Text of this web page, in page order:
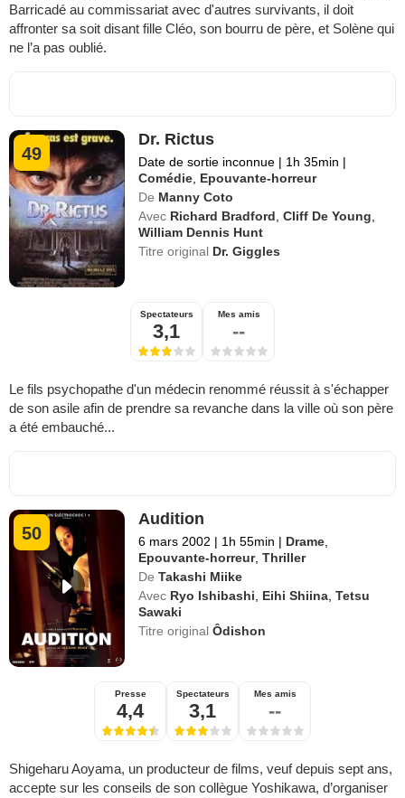
Barricadé au commissariat avec d'autres survivants, il doit
affronter sa soit disant fille Cléo, son bourru de père, et Solène qui
ne l’a pas oublié.
49
Dr. Rictus
Date de sortie inconnue | 1h 35min |
Comédie, Epouvante-horreur
De Manny Coto
Avec Richard Bradford,Cliff De Young,
William Dennis Hunt
Titre original Dr. Giggles
Spectateurs
3,1
Mes amis
--
Le fils psychopathe d'un médecin renommé réussit à s'échapper
de son asile afin de prendre sa revanche dans la ville où son père
a été embauché...
50
Audition
6 mars 2002 | 1h 55min | Drame,
Epouvante-horreur,Thriller
De Takashi Miike
Avec Ryo Ishibashi, Eihi Shiina,Tetsu
Sawaki
Titre originalÔdishon
Presse
4,4
Spectateurs
3,1
Mes amis
--
Shigeharu Aoyama, un producteur de films, veuf depuis sept ans,
accepte sur les conseils de son collègue Yoshikawa, d’organiser